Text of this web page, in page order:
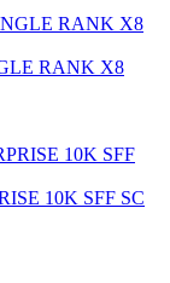
RANK X8
10K SFF SC